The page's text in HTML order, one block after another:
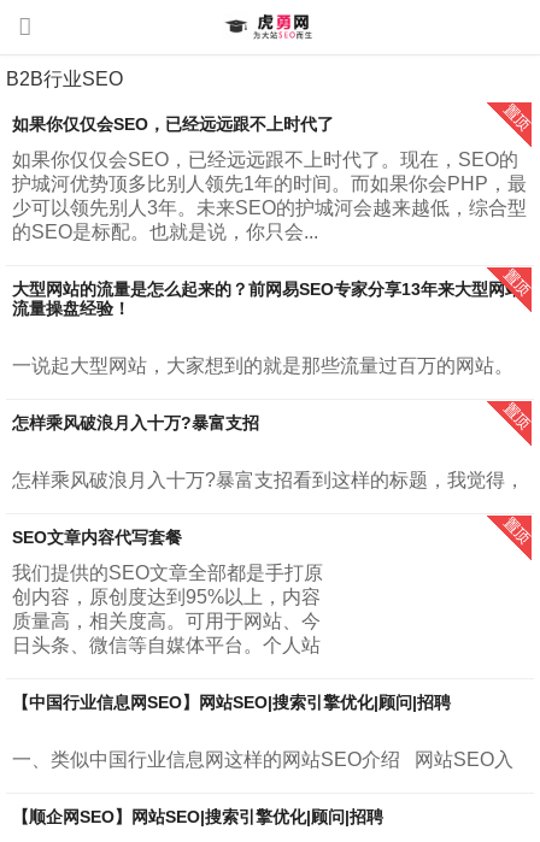
B2B行业SEO
如果你仅仅会SEO，已经远远跟不上时代了
如果你仅仅会SEO，已经远远跟不上时代了。现在，SEO的
护城河优势顶多比别人领先1年的时间。而如果你会PHP，最
少可以领先别人3年。未来SEO的护城河会越来越低，综合型
的SEO是标配。也就是说，你只会...
大型网站的流量是怎么起来的？前网易SEO专家分享13年来大型网站
流量操盘经验！
一说起大型网站，大家想到的就是那些流量过百万的网站。
码：大型网站百万流量运营之道》里面对大型网站进行了定
义。”大型网站，指的是每月日均访问...
怎样乘风破浪月入十万?暴富支招
怎样乘风破浪月入十万?暴富支招看到这样的标题，我觉得，
富来自长久的积累。所谓量变才会有质变。大部分人最容易
被这些月入十万，一夜暴富这种标题党所吸引...
SEO文章内容代写套餐
我们提供的SEO文章全部都是手打原
创内容，原创度达到95%以上，内容
质量高，相关度高。可用于网站、今
日头条、微信等自媒体平台。个人站
篇文章，一个月更新30篇文章，字数
5...
【中国行业信息网SEO】网站SEO|搜索引擎优化|顾问|招聘
一、类似中国行业信息网这样的网站SEO介绍 网站SEO入
【顺企网SEO】网站SEO|搜索引擎优化|顾问|招聘